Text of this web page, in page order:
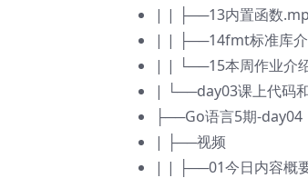
| | ├──13内置函数
| | ├──14fmt标准库
| | └──15本周作业介
| └──day03课上代码
├──Go语言5期-day04
| ├──视频
| | ├──01今日内容概